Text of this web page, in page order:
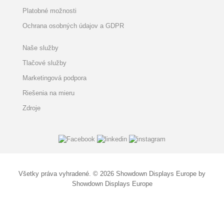
Platobné možnosti
Ochrana osobných údajov a GDPR
Naše služby
Tlačové služby
Marketingová podpora
Riešenia na mieru
Zdroje
Všetky práva vyhradené. © 2026 Showdown Displays Europe by
Showdown Displays Europe